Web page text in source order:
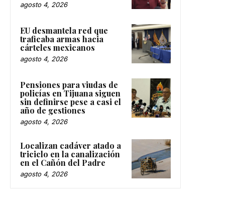
agosto 4, 2026
EU desmantela red que
traficaba armas hacia
cárteles mexicanos
agosto 4, 2026
Pensiones para viudas de
policías en Tijuana siguen
sin definirse pese a casi el
año de gestiones
agosto 4, 2026
Localizan cadáver atado a
triciclo en la canalización
en el Cañón del Padre
agosto 4, 2026